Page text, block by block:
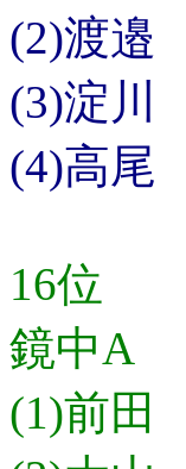
(2)渡邉
(3)淀川
(4)高尾
16位
鏡中A
(1)前田